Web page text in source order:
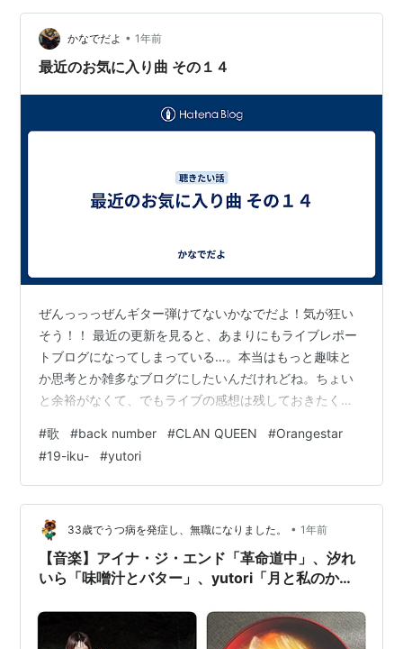
かなでだよ • 1年前
最近のお気に入り曲 その１４
ぜんっっっぜんギター弾けてないかなでだよ！気が狂い
そう！！ 最近の更新を見ると、あまりにもライブレポー
トブログになってしまっている…。本当はもっと趣味と
か思考とか雑多なブログにしたいんだけれどね。ちょい
と余裕がなくて、でもライブの感想は残しておきたく
似たり寄ったりかな？でもここらで挟んでおこうと思っ
て。お付き合いください。
#歌 #back number #CLAN QUEEN #Orangestar
#19-iku- #yutori
33歳でうつ病を発症し、無職になりました。 • 1年前
【音楽】アイナ・ジ・エンド「革命道中」、汐れ
いら「味噌汁とバター」、yutori「月と私のかく
SAKAMOTO」「タイムパラドクス」「裸の勇
者」「風神」「踊り子」「怪獣の花唄」購入